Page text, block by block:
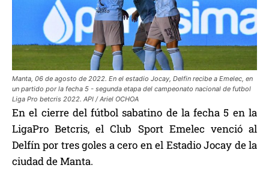
Manta, 06 de agosto de 2022. En el estadio Jocay, Delfin recibe a Emelec, en
un partido por la fecha 5 - segunda etapa del campeonato nacional de futbol
Liga Pro betcris 2022. API / Ariel OCHOA
En el cierre del fútbol sabatino de la fecha 5 en la
LigaPro Betcris, el Club Sport Emelec venció al
Delfín por tres goles a cero en el Estadio Jocay de la
ciudad de Manta.